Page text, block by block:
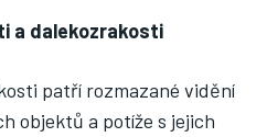
a dalekozrakosti
patří rozmazané vidění
objektů a potíže s jejich